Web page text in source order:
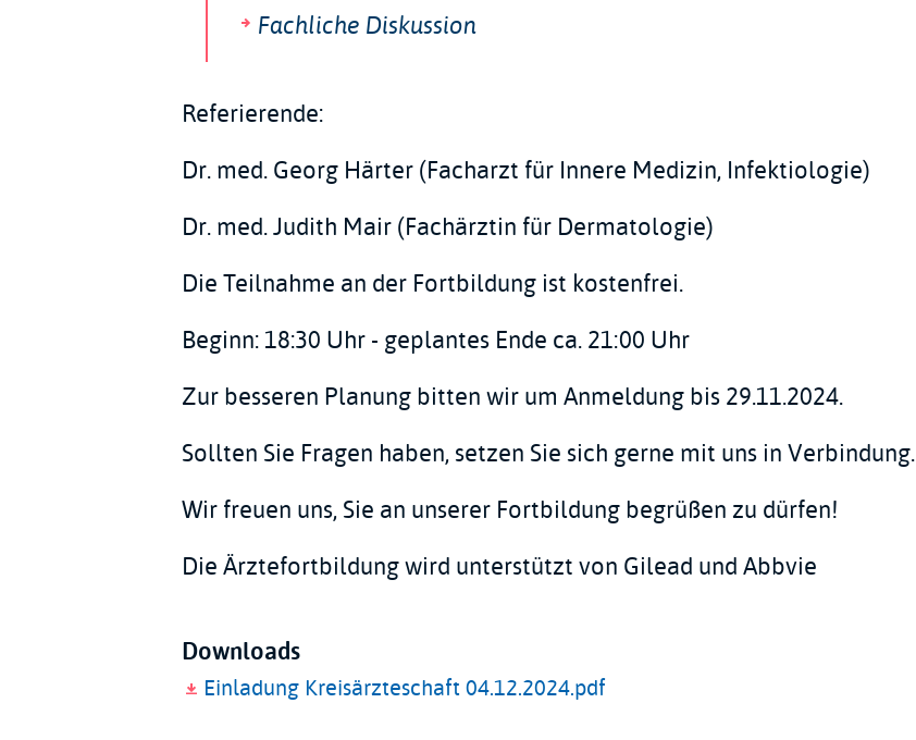
Fachliche Diskussion
Referierende:
Dr. med. Georg Härter (Facharzt für Innere Medizin, Infektiologie)
Dr. med. Judith Mair (Fachärztin für Dermatologie)
Die Teilnahme an der Fortbildung ist kostenfrei.
Beginn: 18:30 Uhr - geplantes Ende ca. 21:00 Uhr
Zur besseren Planung bitten wir um Anmeldung bis 29.11.2024.
Sollten Sie Fragen haben, setzen Sie sich gerne mit uns in Verbindung.
Wir freuen uns, Sie an unserer Fortbildung begrüßen zu dürfen!
Die Ärztefortbildung wird unterstützt von Gilead und Abbvie
Downloads
Einladung Kreisärzteschaft 04.12.2024.pdf